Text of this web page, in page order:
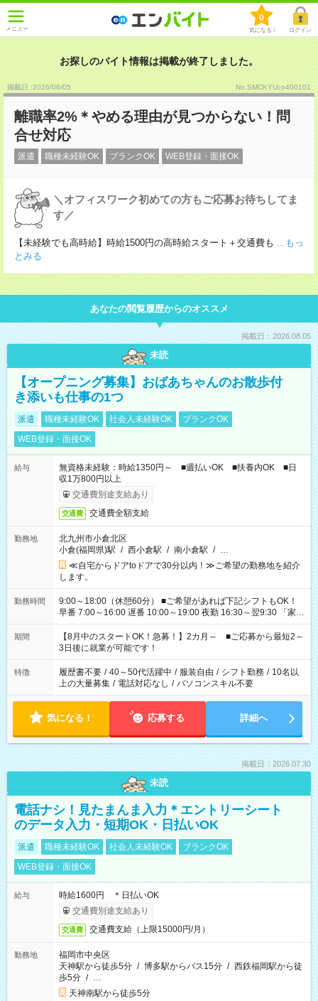
メニュー
0
気になる！ ログイン
お探しのバイト情報は掲載が終了しました。
掲載日 :2026/06/05 No.SMCKYUco400101
離職率2%＊やめる理由が見つからない！問
合せ対応
派遣 職種未経験OK ブランクOK WEB登録・面接OK
＼オフィスワーク初めての方もご応募お待ちしてま
す／
【未経験でも高時給】時給1500円の高時給スタート＋交通費も ...もっ
とみる
あなたの閲覧履歴からのオススメ
掲載日：2026.08.05
未読
【オープニング募集】おばあちゃんのお散歩付
き添いも仕事の1つ
派遣 職種未経験OK 社会人未経験OK
ブランクOK
WEB登録・面接OK
給与
無資格未経験：時給1350円～ ■週払いOK ■扶養内OK ■日
収1万800円以上
交通費別途支給あり
交通費 交通費全額支給
勤務地
北九州市小倉北区
小倉(福岡県)駅 / 西小倉駅 / 南小倉駅 / …
≪自宅からドアtoドアで30分以内！≫ご希望の勤務地を紹介
します。
勤務時間
9:00～18:00（休憩60分） ■ご希望があれば下記シフトもOK！
早番 7:00～16:00 遅番 10:00～19:00 夜勤 16:30～翌9:30 「家族
と休みを合わせたい」 「余裕を持って夕飯の準備がしたい」
「できれば残業はしたくない」 など、ご希望を教えてください
ね。 ※Wワーク希望の方へ 今ご覧のお仕事で希望する勤務時間
と、もう1つのお仕事の勤務時間。 合計で週40時間を超える場
合は応募できません。
期間
【8月中のスタートOK！急募！】2カ月～ ■ご応募から最短2～
3日後に就業が可能です！
特徴 履歴書不要 / 40～50代活躍中 / 服装自由 / シフト勤務 / 10名以
上の大量募集 / 電話対応なし / パソコンスキル不要
気になる！ 応募する 詳細へ
掲載日：2026.07.30
未読
電話ナシ！見たまんま入力＊エントリーシート
のデータ入力・短期OK・日払いOK
派遣 職種未経験OK 社会人未経験OK
ブランクOK
WEB登録・面接OK
給与
時給1600円 ＊日払いOK
交通費別途支給あり
交通費 交通費支給（上限15000円/月）
勤務地
福岡市中央区
天神駅から徒歩5分 / 博多駅からバス15分 / 西鉄福岡駅から徒
歩5分 / …
天神南駅から徒歩5分